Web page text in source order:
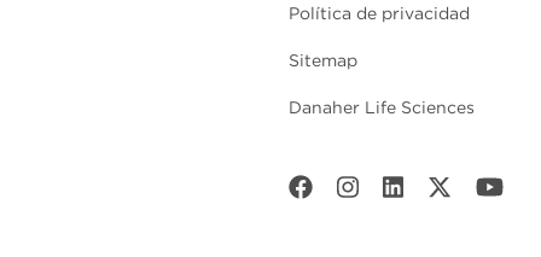
Política de privacidad
Sitemap
Danaher Life Sciences